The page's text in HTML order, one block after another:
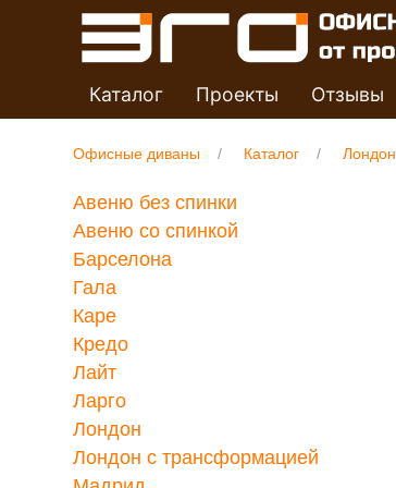
Каталог Проекты Отзывы
Офисные диваны Каталог Лондон
Авеню без спинки
Авеню со спинкой
Барселона
Гала
Каре
Кредо
Лайт
Ларго
Лондон
Лондон с трансформацией